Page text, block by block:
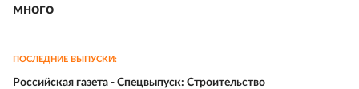
много
ПОСЛЕДНИЕ ВЫПУСКИ:
Российская газета - Спецвыпуск: Строительство